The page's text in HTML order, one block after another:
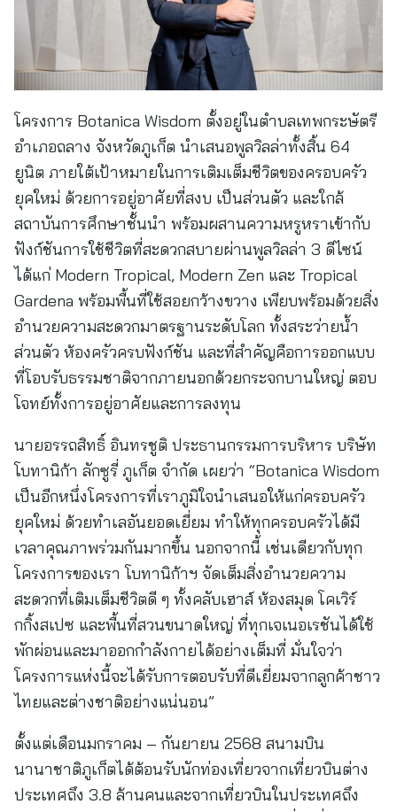
โครงการ Botanica Wisdom ตั้งอยู่ในตำบลเทพกระษัตรี
อำเภอถลาง จังหวัดภูเก็ต นำเสนอพูลวิลล่าทั้งสิ้น 64
ยูนิต ภายใต้เป้าหมายในการเติมเต็มชีวิตของครอบครัว
ยุคใหม่ ด้วยการอยู่อาศัยที่สงบ เป็นส่วนตัว และใกล้
สถาบันการศึกษาชั้นนำ พร้อมผสานความหรูหราเข้ากับ
ฟังก์ชันการใช้ชีวิตที่สะดวกสบายผ่านพูลวิลล่า 3 ดีไซน์
ได้แก่ Modern Tropical, Modern Zen และ Tropical
Gardena พร้อมพื้นที่ใช้สอยกว้างขวาง เพียบพร้อมด้วยสิ่ง
อำนวยความสะดวกมาตรฐานระดับโลก ทั้งสระว่ายน้ำ
ส่วนตัว ห้องครัวครบฟังก์ชัน และที่สำคัญคือการออกแบบ
ที่โอบรับธรรมชาติจากภายนอกด้วยกระจกบานใหญ่ ตอบ
โจทย์ทั้งการอยู่อาศัยและการลงทุน
นายอรรถสิทธิ์ อินทรชูติ ประธานกรรมการบริหาร บริษัท
โบทานิก้า ลักซูรี่ ภูเก็ต จำกัด เผยว่า “Botanica Wisdom
เป็นอีกหนึ่งโครงการที่เราภูมิใจนำเสนอให้แก่ครอบครัว
ยุคใหม่ ด้วยทำเลอันยอดเยี่ยม ทำให้ทุกครอบครัวได้มี
เวลาคุณภาพร่วมกันมากขึ้น นอกจากนี้ เช่นเดียวกับทุก
โครงการของเรา โบทานิก้าฯ จัดเต็มสิ่งอำนวยความ
สะดวกที่เติมเต็มชีวิตดี ๆ ทั้งคลับเฮาส์ ห้องสมุด โคเวิร์
กกิ้งสเปซ และพื้นที่สวนขนาดใหญ่ ที่ทุกเจเนอเรชันได้ใช้
พักผ่อนและมาออกกำลังกายได้อย่างเต็มที่ มั่นใจว่า
โครงการแห่งนี้จะได้รับการตอบรับที่ดีเยี่ยมจากลูกค้าชาว
ไทยและต่างชาติอย่างแน่นอน”
ตั้งแต่เดือนมกราคม – กันยายน 2568 สนามบิน
นานาชาติภูเก็ตได้ต้อนรับนักท่องเที่ยวจากเที่ยวบินต่าง
ประเทศถึง 3.8 ล้านคนและจากเที่ยวบินในประเทศถึง